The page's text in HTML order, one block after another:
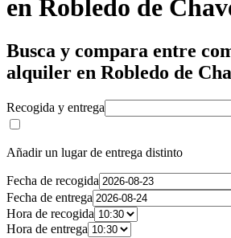
en Robledo de
Busca y compara entre
alquiler en Robledo de
Recogida y entrega
Añadir un lugar de entrega distinto
Fecha de recogida
Fecha de entrega
Hora de recogida
Hora de entrega